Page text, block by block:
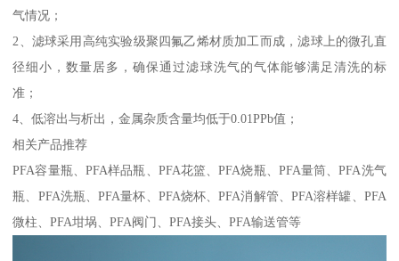
气情况；
2、滤球采用高纯实验级聚四氟乙烯材质加工而成，滤球上的微孔直
径细小，数量居多，确保通过滤球洗气的气体能够满足清洗的标
准；
4、低溶出与析出，金属杂质含量均低于0.01PPb值；
相关产品推荐
PFA容量瓶、PFA样品瓶、PFA花篮、PFA烧瓶、PFA量筒、PFA洗气
瓶、PFA洗瓶、PFA量杯、PFA烧杯、PFA消解管、PFA溶样罐、PFA
微柱、PFA坩埚、PFA阀门、PFA接头、PFA输送管等